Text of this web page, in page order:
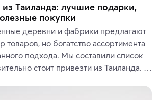
Таиланда: лучшие подарки,
покупки
деревни и фабрики предлагают
но богатство ассортимента
подхода. Мы составили список
стоит привезти из Таиланда.
украшения, предметы интерьера